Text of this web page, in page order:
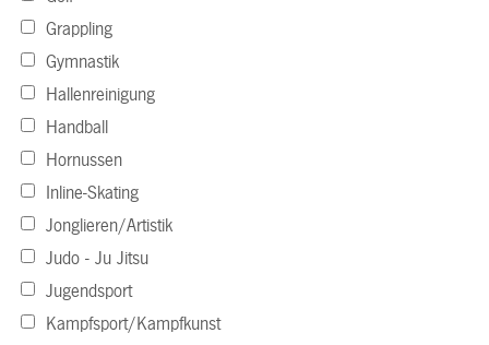
Grappling
Gymnastik
Hallenreinigung
Handball
Hornussen
Inline-Skating
Jonglieren/Artistik
Judo - Ju Jitsu
Jugendsport
Kampfsport/Kampfkunst